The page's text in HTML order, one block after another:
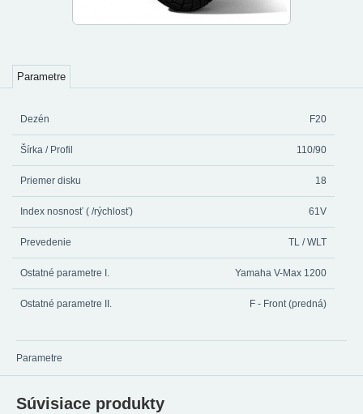
Parametre
Dezén F20
Šírka / Profil 110/90
Priemer disku 18
Index nosnosť ( /rýchlosť) 61V
Prevedenie TL / WLT
Ostatné parametre I. Yamaha V-Max 1200
Ostatné parametre II. F - Front (predná)
Parametre
Súvisiace produkty